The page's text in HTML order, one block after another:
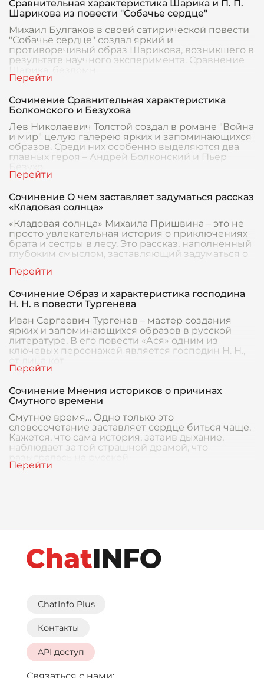
Сравнительная характеристика Шарика и П. П.
Шарикова из повести "Собачье сердце"
Михаил Булгаков в своей сатирической повести
"Собачье сердце" создал яркий и
противоречивый образ Шарикова, возникшего в
результате научного эксперимента. Сравнение
Шарика, бездомн
Сочинение Сравнительная характеристика
Болконского и Безухова
Лев Николаевич Толстой создал в романе "Война
и мир" целую галерею ярких и запоминающихся
образов. Среди них особенно выделяются два
главных героя – Андрей Болконский и Пьер
Безухо
Сочинение О чем заставляет задуматься рассказ
«Кладовая солнца»
«Кладовая солнца» Михаила Пришвина – это не
просто увлекательная история о приключениях
брата и сестры в лесу. Это рассказ, наполненный
глубоким смыслом, заставляющий задуматься о
Сочинение Образ и характеристика господина
Н. Н. в повести Тургенева
Иван Сергеевич Тургенев – мастер создания
ярких и запоминающихся образов в русской
литературе. В его повести «Ася» одним из
ключевых персонажей является господин Н. Н.,
Сочинение Мнения историков о причинах
Смутного времени
Смутное время… Одно только это
словосочетание заставляет сердце биться чаще.
Кажется, что сама история, затаив дыхание,
наблюдает за той страшной драмой, что
ChatInfo Plus
Контакты
API доступ
Связаться с нами: